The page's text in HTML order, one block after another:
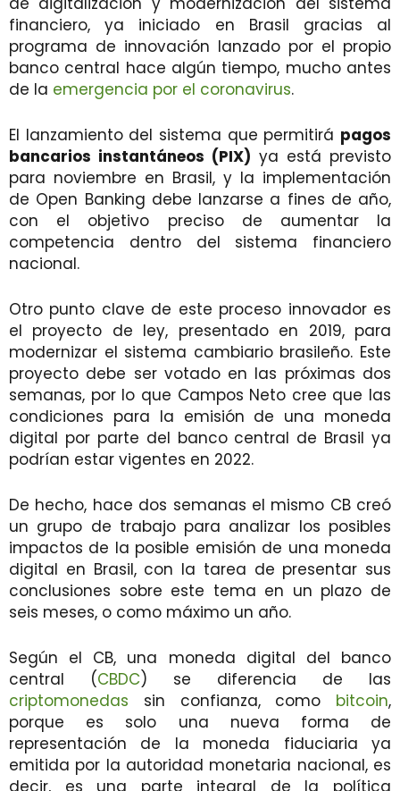
financiero, ya iniciado en Brasil gracias al
programa de innovación lanzado por el propio
banco central hace algún tiempo, mucho antes
de la emergencia por el coronavirus.
El lanzamiento del sistema que permitirá pagos
bancarios instantáneos (PIX) ya está previsto
para noviembre en Brasil, y la implementación
de Open Banking debe lanzarse a fines de año,
con el objetivo preciso de aumentar la
competencia dentro del sistema financiero
nacional.
Otro punto clave de este proceso innovador es
el proyecto de ley, presentado en 2019, para
modernizar el sistema cambiario brasileño. Este
proyecto debe ser votado en las próximas dos
semanas, por lo que Campos Neto cree que las
condiciones para la emisión de una moneda
digital por parte del banco central de Brasil ya
podrían estar vigentes en 2022.
De hecho, hace dos semanas el mismo CB creó
un grupo de trabajo para analizar los posibles
impactos de la posible emisión de una moneda
digital en Brasil, con la tarea de presentar sus
conclusiones sobre este tema en un plazo de
seis meses, o como máximo un año.
Según el CB, una moneda digital del banco
central (CBDC) se diferencia de las
criptomonedas sin confianza, como bitcoin,
porque es solo una nueva forma de
representación de la moneda fiduciaria ya
emitida por la autoridad monetaria nacional, es
decir, es una parte integral de la política